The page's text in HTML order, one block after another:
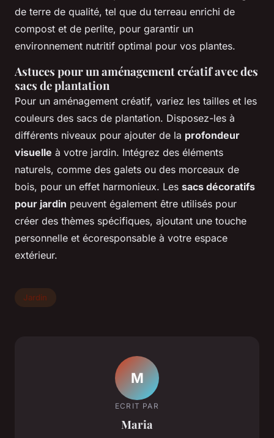
de terre de qualité, tel que du terreau enrichi de
compost et de perlite, pour garantir un
environnement nutritif optimal pour vos plantes.
Astuces pour un aménagement créatif avec des
sacs de plantation
Pour un aménagement créatif, variez les tailles et les
couleurs des sacs de plantation. Disposez-les à
différents niveaux pour ajouter de la profondeur
visuelle à votre jardin. Intégrez des éléments
naturels, comme des galets ou des morceaux de
bois, pour un effet harmonieux. Les sacs décoratifs
pour jardin peuvent également être utilisés pour
créer des thèmes spécifiques, ajoutant une touche
personnelle et écoresponsable à votre espace
extérieur.
Jardin
M
ECRIT PAR
Maria